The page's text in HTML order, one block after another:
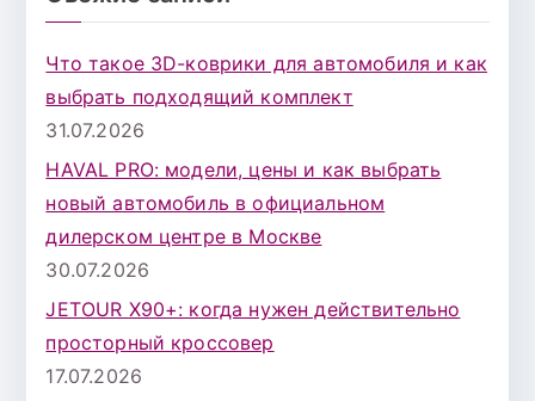
Что такое 3D-коврики для автомобиля и как
выбрать подходящий комплект
31.07.2026
HAVAL PRO: модели, цены и как выбрать
новый автомобиль в официальном
дилерском центре в Москве
30.07.2026
JETOUR X90+: когда нужен действительно
просторный кроссовер
17.07.2026